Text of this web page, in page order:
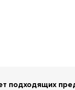
подходящих